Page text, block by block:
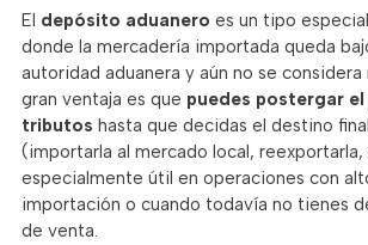
El depósito aduanero es un tipo
donde la mercadería importada queda
autoridad aduanera y aún no se considera
gran ventaja es que puedes postergar
tributos hasta que decidas el destino
(importarla al mercado local, reexportarla,
especialmente útil en operaciones con
importación o cuando todavía no tienes
de venta.